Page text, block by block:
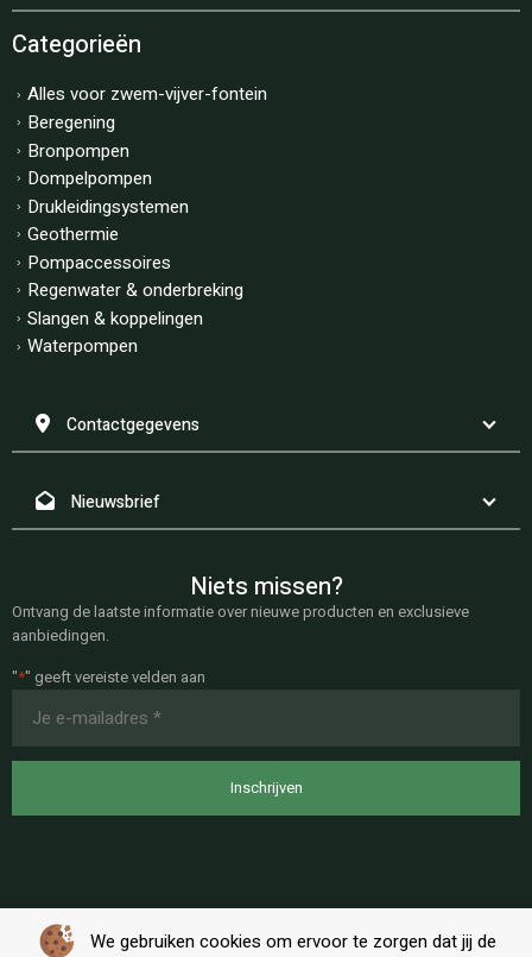
We gebruiken cookies om ervoor te zorgen dat jij de
Categorieën
Alles voor zwem-vijver-fontein
Beregening
Bronpompen
Dompelpompen
Drukleidingsystemen
Geothermie
Pompaccessoires
Regenwater & onderbreking
Slangen & koppelingen
Waterpompen
Contactgegevens
Nieuwsbrief
Niets missen?
Ontvang de laatste informatie over nieuwe producten en exclusieve
aanbiedingen.
"*" geeft vereiste velden aan
mailadres
*